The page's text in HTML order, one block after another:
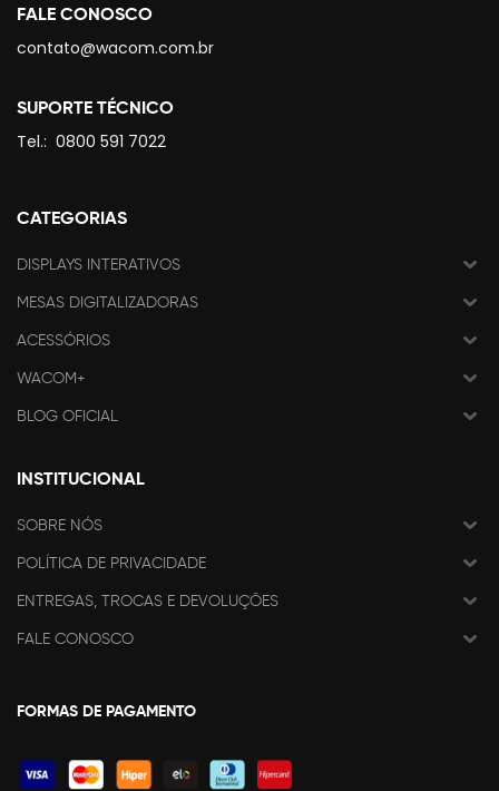
FALE CONOSCO
contato@wacom.com.br
SUPORTE TÉCNICO
Tel.: 0800 591 7022
CATEGORIAS
DISPLAYS INTERATIVOS
MESAS DIGITALIZADORAS
ACESSÓRIOS
WACOM+
BLOG OFICIAL
INSTITUCIONAL
SOBRE NÓS
POLÍTICA DE PRIVACIDADE
ENTREGAS, TROCAS E DEVOLUÇÕES
FALE CONOSCO
FORMAS DE PAGAMENTO